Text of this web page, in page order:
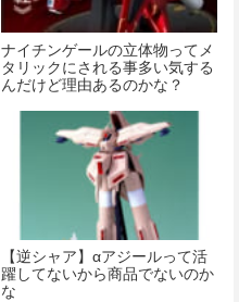
ナイチンゲールの立体物ってメ
タリックにされる事多い気する
んだけど理由あるのかな？
【逆シャア】αアジールって活
躍してないから商品でないのか
な